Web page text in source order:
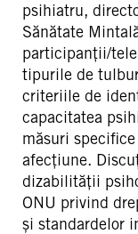
psihiatru,
Sănătate
participanții/
tipurile de
criteriile de
capacitatea
măsuri
afecțiune.
dizabilității
ONU privind
și standardelor